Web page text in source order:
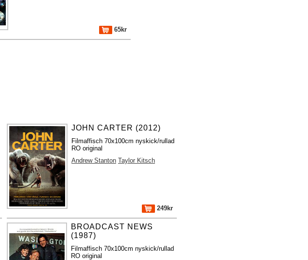
65kr
JOHN CARTER (2012)
Filmaffisch 70x100cm nyskick/rullad
RO original
Andrew Stanton Taylor Kitsch
249kr
BROADCAST NEWS
(1987)
Filmaffisch 70x100cm nyskick/rullad
RO original